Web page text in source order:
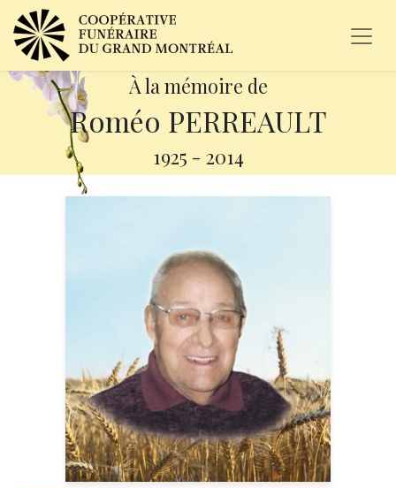
À la mémoire de
Roméo PERREAULT
1925 - 2014